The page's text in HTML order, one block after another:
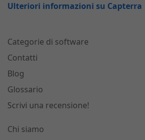
Ulteriori informazioni su Capterra
Categorie di software
Contatti
Blog
Glossario
Scrivi una recensione!
Chi siamo